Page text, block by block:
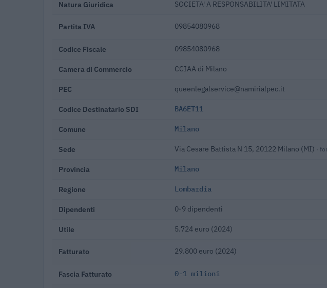
Natura Giuridica SOCIETA' A RESPONSABILITA' LIMITATA
Partita IVA 09854080968
Codice Fiscale 09854080968
Camera di Commercio CCIAA di Milano
PEC queenlegalservice@namirialpec.it
Codice Destinatario SDI BA6ET11
Comune Milano
Sede Via Cesare Battista N 15, 20122 Milano (MI) ·
Provincia Milano
Regione Lombardia
Dipendenti 0-9 dipendenti
Utile 5.724 euro (2024)
Fatturato 29.800 euro (2024)
Fascia Fatturato 0-1 milioni